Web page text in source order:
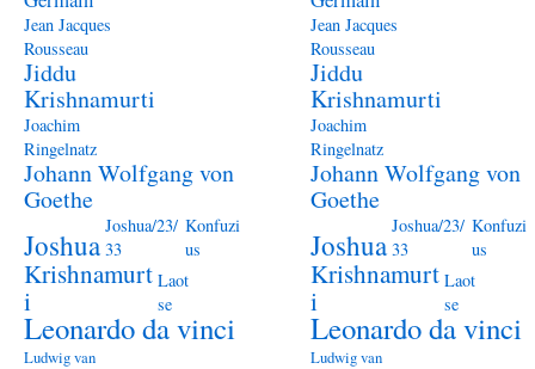
Jean Jacques
Rousseau
Jiddu
Krishnamurti
Joachim
Ringelnatz
Johann Wolfgang von
Goethe
Joshua
Joshua/23/
33
Konfuzi
us
Krishnamurt
i
Laot
se
Leonardo da vinci
Ludwig van
Jean Jacques
Rousseau
Jiddu
Krishnamurti
Joachim
Ringelnatz
Johann Wolfgang von
Goethe
Joshua
Joshua/23/
33
Konfuzi
us
Krishnamurt
i
Laot
se
Leonardo da vinci
Ludwig van